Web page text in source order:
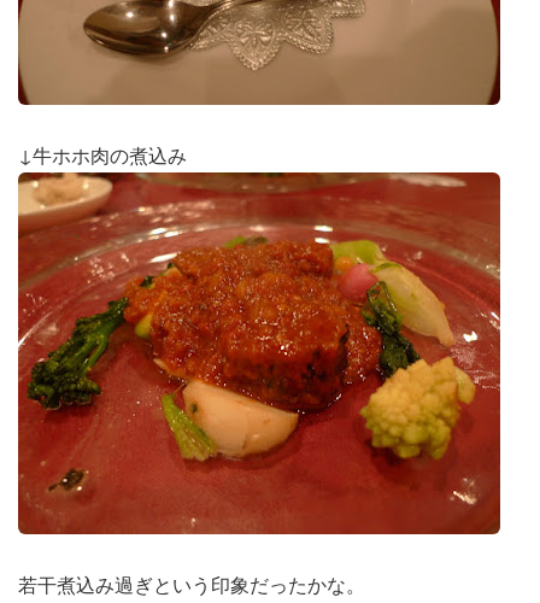
↓牛ホホ肉の煮込み
若干煮込み過ぎという印象だったかな。